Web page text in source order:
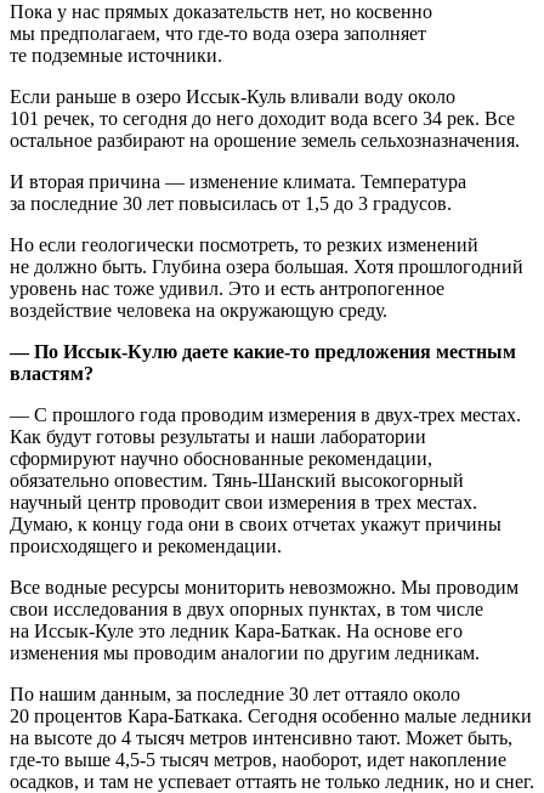
Пока у нас прямых доказательств нет, но косвенно
мы предполагаем, что где-то вода озера заполняет
те подземные источники.
Если раньше в озеро Иссык-Куль вливали воду около
101 речек, то сегодня до него доходит вода всего 34 рек. Все
остальное разбирают на орошение земель сельхозназначения.
И вторая причина — изменение климата. Температура
за последние 30 лет повысилась от 1,5 до 3 градусов.
Но если геологически посмотреть, то резких изменений
не должно быть. Глубина озера большая. Хотя прошлогодний
уровень нас тоже удивил. Это и есть антропогенное
воздействие человека на окружающую среду.
— По Иссык-Кулю даете какие-то предложения местным
властям?
— С прошлого года проводим измерения в двух-трех местах.
Как будут готовы результаты и наши лаборатории
сформируют научно обоснованные рекомендации,
обязательно оповестим. Тянь-Шанский высокогорный
научный центр проводит свои измерения в трех местах.
Думаю, к концу года они в своих отчетах укажут причины
происходящего и рекомендации.
Все водные ресурсы мониторить невозможно. Мы проводим
свои исследования в двух опорных пунктах, в том числе
на Иссык-Куле это ледник Кара-Баткак. На основе его
изменения мы проводим аналогии по другим ледникам.
По нашим данным, за последние 30 лет оттаяло около
20 процентов Кара-Баткака. Сегодня особенно малые ледники
на высоте до 4 тысяч метров интенсивно тают. Может быть,
где-то выше 4,5-5 тысяч метров, наоборот, идет накопление
осадков, и там не успевает оттаять не только ледник, но и снег.